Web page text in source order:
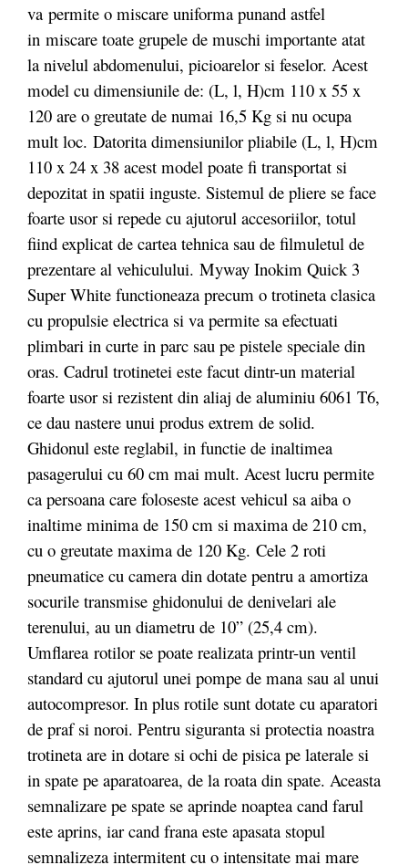
va permite o miscare uniforma punand astfel
in miscare toate grupele de muschi importante atat
la nivelul abdomenului, picioarelor si feselor. Acest
model cu dimensiunile de: (L, l, H)cm 110 x 55 x
120 are o greutate de numai 16,5 Kg si nu ocupa
mult loc. Datorita dimensiunilor pliabile (L, l, H)cm
110 x 24 x 38 acest model poate fi transportat si
depozitat in spatii inguste. Sistemul de pliere se face
foarte usor si repede cu ajutorul accesoriilor, totul
fiind explicat de cartea tehnica sau de filmuletul de
prezentare al vehiculului. Myway Inokim Quick 3
Super White functioneaza precum o trotineta clasica
cu propulsie electrica si va permite sa efectuati
plimbari in curte in parc sau pe pistele speciale din
oras. Cadrul trotinetei este facut dintr-un material
foarte usor si rezistent din aliaj de aluminiu 6061 T6,
ce dau nastere unui produs extrem de solid.
Ghidonul este reglabil, in functie de inaltimea
pasagerului cu 60 cm mai mult. Acest lucru permite
ca persoana care foloseste acest vehicul sa aiba o
inaltime minima de 150 cm si maxima de 210 cm,
cu o greutate maxima de 120 Kg. Cele 2 roti
pneumatice cu camera din dotate pentru a amortiza
socurile transmise ghidonului de denivelari ale
terenului, au un diametru de 10” (25,4 cm).
Umflarea rotilor se poate realizata printr-un ventil
standard cu ajutorul unei pompe de mana sau al unui
autocompresor. In plus rotile sunt dotate cu aparatori
de praf si noroi. Pentru siguranta si protectia noastra
trotineta are in dotare si ochi de pisica pe laterale si
in spate pe aparatoarea, de la roata din spate. Aceasta
semnalizare pe spate se aprinde noaptea cand farul
este aprins, iar cand frana este apasata stopul
semnalizeza intermitent cu o intensitate mai mare